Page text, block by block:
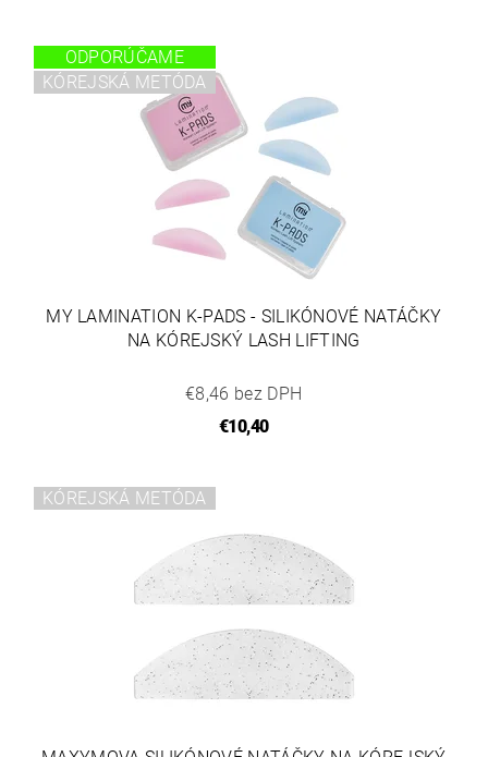
ODPORÚČAME
KÓREJSKÁ METÓDA
MY LAMINATION K-PADS - SILIKÓNOVÉ NATÁČKY
NA KÓREJSKÝ LASH LIFTING
€8,46 bez DPH
€10,40
KÓREJSKÁ METÓDA